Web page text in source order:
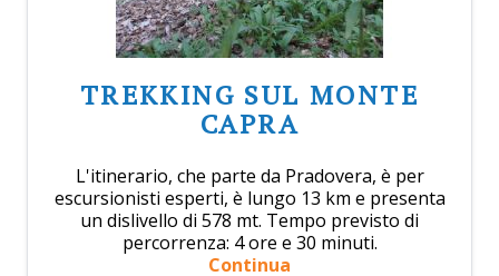
TREKKING SUL MONTE
CAPRA
L'itinerario, che parte da Pradovera, è per
escursionisti esperti, è lungo 13 km e presenta
un dislivello di 578 mt. Tempo previsto di
percorrenza: 4 ore e 30 minuti.
Continua